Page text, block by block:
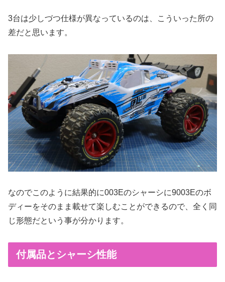
3台は少しづつ仕様が異なっているのは、こういった所の
差だと思います。
なのでこのように結果的に003Eのシャーシに9003Eのボ
ディーをそのまま載せて楽しむことができるので、全く同
じ形態だという事が分かります。
付属品とシャーシ性能